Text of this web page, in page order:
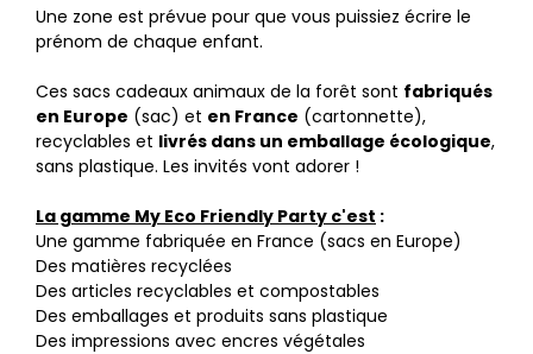
Une zone est prévue pour que vous puissiez écrire le
prénom de chaque enfant.
Ces sacs cadeaux animaux de la forêt sont fabriqués
en Europe (sac) et en France (cartonnette),
recyclables et livrés dans un emballage écologique,
sans plastique. Les invités vont adorer !
La gamme My Eco Friendly Party c'est :
Une gamme fabriquée en France (sacs en Europe)
Des matières recyclées
Des articles recyclables et compostables
Des emballages et produits sans plastique
Des impressions avec encres végétales